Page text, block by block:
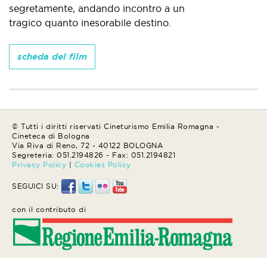
segretamente, andando incontro a un
tragico quanto inesorabile destino.
scheda del film
© Tutti i diritti riservati Cineturismo Emilia Romagna -
Cineteca di Bologna
Via Riva di Reno, 72 - 40122 BOLOGNA
Segreteria: 051.2194826 - Fax: 051.2194821
Privacy Policy | Cookies Policy
SEGUICI SU:
con il contributo di